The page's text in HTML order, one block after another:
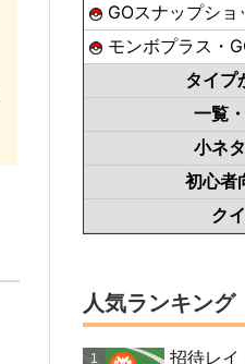
GOスナップショ
モンボプラス・
タイプ
一覧
小ネ
初心者
ク
人気ランキング
招待レイ